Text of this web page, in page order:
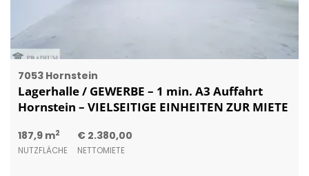
7053 Hornstein
Lagerhalle / GEWERBE – 1 min. A3 Auffahrt
Hornstein – VIELSEITIGE EINHEITEN ZUR MIETE
187,9 m2
NUTZFLÄCHE
€ 2.380,00
NETTOMIETE